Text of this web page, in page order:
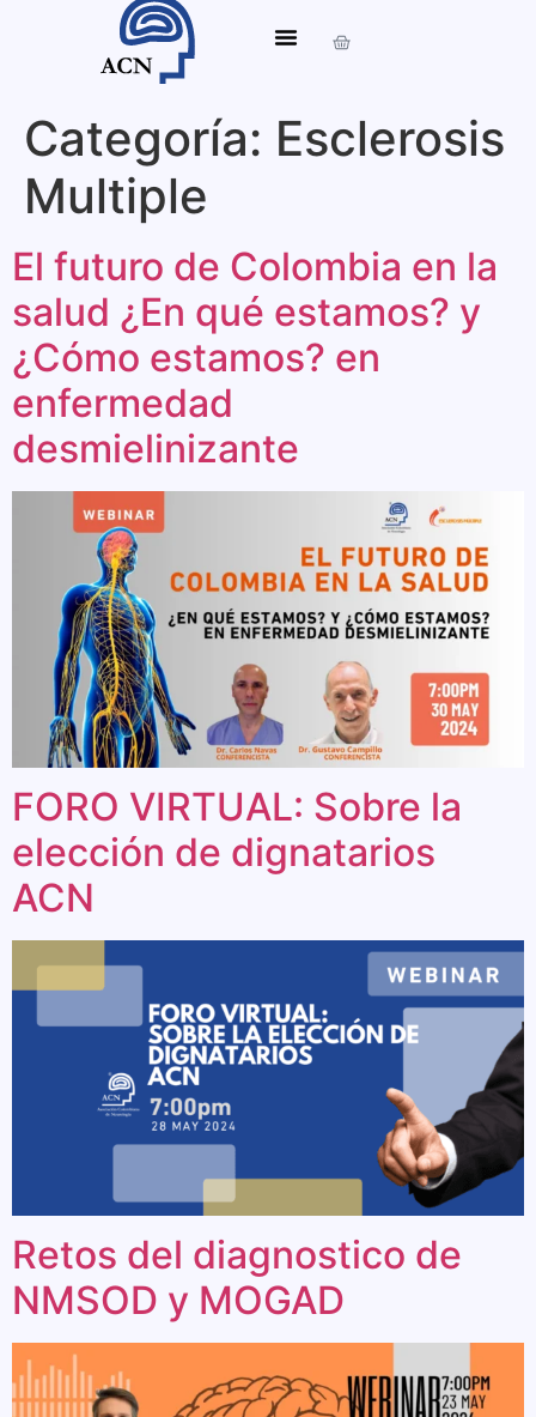
Categoría: Esclerosis
Multiple
El futuro de Colombia en la
salud ¿En qué estamos? y
¿Cómo estamos? en
enfermedad
desmielinizante
FORO VIRTUAL: Sobre la
elección de dignatarios
ACN
Retos del diagnostico de
NMSOD y MOGAD